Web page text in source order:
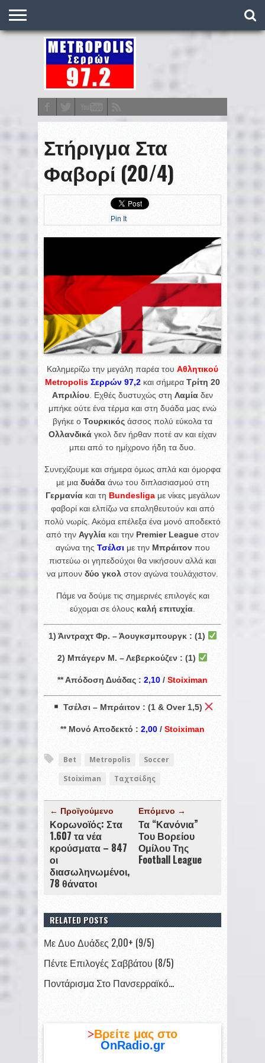
ΣΤΑΘΜΌΣ
METRONEWS
ΠΟΔΌΣΦΑΙΡΟ
ΒΑΘΜΟΛΟΓΊΕΣ
ΠΡΟΓΡΆΜΜΑΤΑ
ΣΤΟΊΧΗΜΑ
ΕΠΙΚΟΙΝΩΝΊΑ
Στήριγμα Στα
Φαβορί (20/4)
Pin It
Καλημερίζω την μεγάλη παρέα του Αθλητικού
Metropolis Σερρών 97,2 και σήμερα Τρίτη 20
Απριλίου . Εχθές δυστυχώς στη Λαμία δεν
μπήκε ούτε ένα τέρμα και στη δυάδα μας ενώ
βγήκε ο Τουρκικός άσσος πολύ εύκολα τα
Ολλανδικά γκολ δεν ήρθαν ποτέ αν και είχαν
μπει από το ημίχρονο ήδη τα δυο.
Συνεχίζουμε και σήμερα όμως απλά και όμορφα
με μια δυάδαάνω του διπλασιασμού στη
Γερμανίακαι τη Bundesligaμε νίκες μεγάλων
φαβορί και ελπίζω να επαληθευτούν και από
πολύ νωρίς. Ακόμα επέλεξα ένα μονό αποδεκτό
από την Αγγλία και την Premier League στον
αγώνα της Τσέλσι με την Μπράιτονπου
πιστεύω οι γηπεδούχοι θα νικήσουν αλλά και
να μπουν δύο γκολ στον αγώνα τουλάχιστον.
Πάμε να δούμε τις σημερινές επιλογές και
εύχομαι σε όλους καλή επιτυχία
1) Άιντραχτ Φρ. – Άουγκσμπουργκ : (1)
2) Μπάγερν Μ. – Λεβερκούζεν : (1)
** Απόδοση Δυάδας : 2,10 / Stoiximan
Τσέλσι – Μπράιτον : (1 & Over 1,5)
** Μονό Αποδεκτό : 2,00 / Stoiximan
Bet Metropolis
Soccer
Stoiximan
Ταχτσίδης
← Προϊγούμενο
Κορωνοϊός: Στα
1.607 τα νέα
κρούσματα – 847
οι
διασωληνωμένοι,
78 θάνατοι
Επόμενο →
Τα “Κανόνια”
Του Βορείου
Ομίλου Της
Football League
RELATED POSTS
Με Δυο Δυάδες 2,00+ (9/5)
Πέντε Επιλογές Σαββάτου (8/5)
Ποντάρισμα Στο Πανσερραϊκό…
>Βρείτε μας στο
OnRadio.gr